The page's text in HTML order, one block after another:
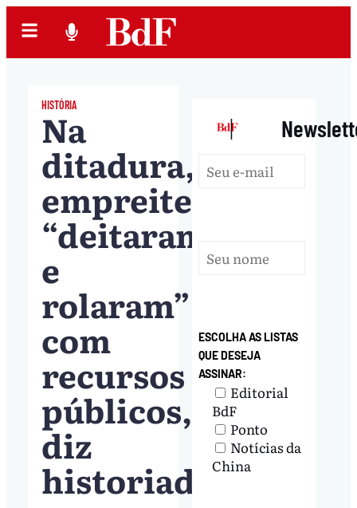
HISTÓRIA
Na
ditadura,
empreiteiras
“deitaram
e
rolaram”
com
recursos
públicos,
diz
historiador
|
ESCOLHA AS LISTAS
QUE DESEJA
ASSINAR:
Editorial
BdF
Ponto
Notícias da
China